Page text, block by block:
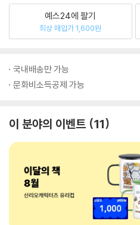
예스24에 팔기
최상 매입가 1,600원
국내배송만 가능
문화비소득공제 가능
이 분야의 이벤트 11